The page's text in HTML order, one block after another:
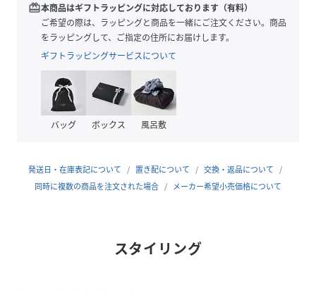
■素材感
Tシャツは程よく透け感のある素材。ホルターネックタンク
トップは表面感のある綿混素材を使用。
■ケア方法
手洗い可（詳細は商品についている品質表示ラベルをご覧く
ださい）
色味と異なって見える場合がございます。予めご了承くださ
い。
redeem本商品はギフトラッピングに対応しております（有料）
ご希望の際は、ラッピングと商品を一緒にご注文ください。商品
をラッピングして、ご指定の住所にお届けします。
ギフトラッピングサービスについて
バッグ ボックス 風呂敷
発送日・在庫表記について 置き配について
交換・返品について
同時に複数の商品を注文された場合
メーカー希望小売価格について
スタイリング